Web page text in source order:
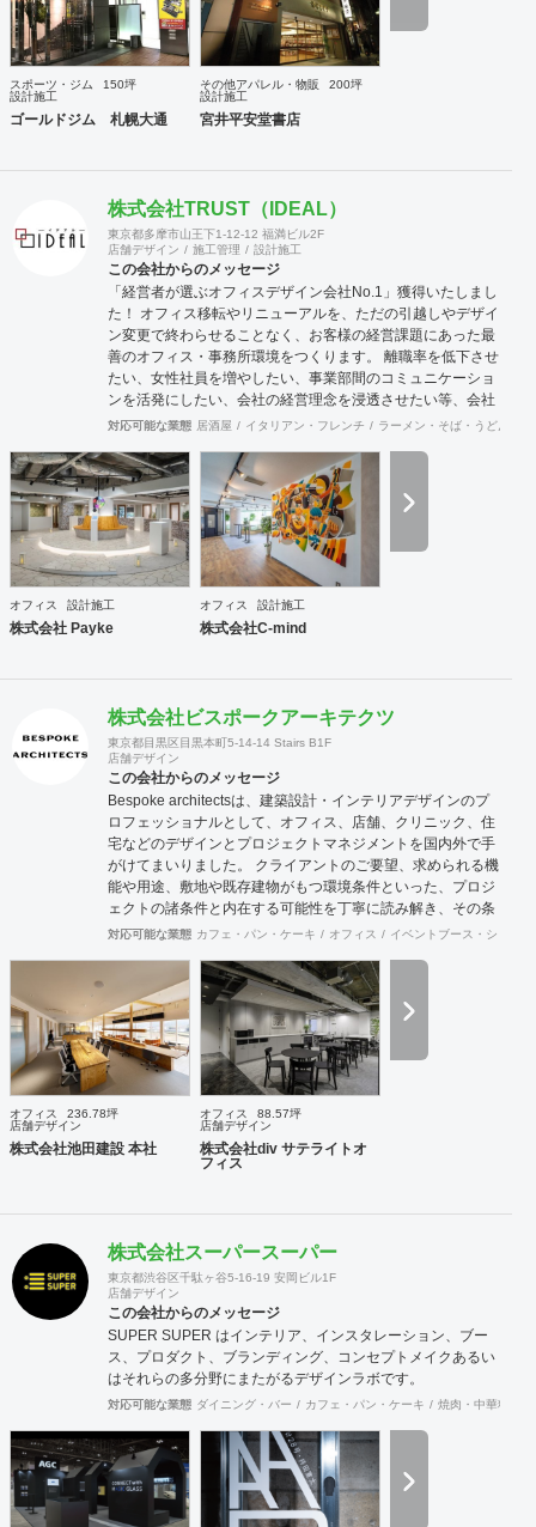
スポーツ・ジム
150坪
設計施工
ゴールドジム 札幌大通
その他アパレル・物販
200坪
設計施工
宮井平安堂書店
株式会社TRUST（IDEAL）
東京都多摩市山王下1-12-12 福満ビル2F
店舗デザイン
施工管理 設計施工
この会社からのメッセージ
「経営者が選ぶオフィスデザイン会社No.1」獲得いたしまし
た！ オフィス移転やリニューアルを、ただの引越しやデザイ
ン変更で終わらせることなく、お客様の経営課題にあった最
善のオフィス・事務所環境をつくります。 離職率を低下させ
たい、女性社員を増やしたい、事業部間のコミュニケーショ
ンを活発にしたい、会社の経営理念を浸透させたい等、会社
の規模やフェーズによって様々な課題をかかえています。ど
今後どのような事業戦略を描き、どのような組織になってい
きたいのか。それらを共有することがオフィスデザインのス
タートとなります。 また、オフィスはスタッフにとって一日
の大半を過ごす場所です。機能的かつ快適な空間を作ること
は精神的な安心やモチベーション・作業効率の向上に繋がっ
ていくでしょう。このように、経営面の課題と現場の声をし
っかりとヒアリングした上で、最善なオフィスづくりをご提
案させていただきます。
対応可能な業態 居酒屋 イタリアン・フレンチ ラーメン・そば・うどん
オフィス 設計施工
株式会社 Payke
オフィス 設計施工
株式会社C-mind
株式会社ビスポークアーキテクツ
東京都目黒区目黒本町5-14-14 Stairs B1F
店舗デザイン
この会社からのメッセージ
Bespoke architectsは、建築設計・インテリアデザインのプ
ロフェッショナルとして、オフィス、店舗、クリニック、住
宅などのデザインとプロジェクトマネジメントを国内外で手
がけてまいりました。 クライアントのご要望、求められる機
能や用途、敷地や既存建物がもつ環境条件といった、プロジ
ェクトの諸条件と内在する可能性を丁寧に読み解き、その条
件でこそ可能な空間環境の豊かさを提案し、カタチにしま
計・ランドスケープデザイン等の専門家と協働し、大規模建
築物や高度な設計にも対応致します。 ご要望に合わせて、設
計・デザインに加えて、予算管理・工程管理・別途工事の一
括管理等を含めたプロジェクトマネジメントを担い、ワンス
トップでのプロジェクト推進を行います。発注管理における
クライアントのご負担を軽減するとともに、第三者的な立場
からプロセスを適切に管理することで、クライアントの利益
に適うコスト管理と、工事品質の向上を実現致します。 ま
た、新規サービス立上げやリブランディングに際しては、空
間デザイン的な見地から事業企画やCI計画・デザインマニュ
----------------------------------------------------------------------------------
---------------------------------- 商号： 株式会社ビスポー
クアーキテクツ / Bespoke architects Inc. 登録： 一
級建築士事務所 東京都知事登録 第64040号
建築士賠償責任補償制度（公益社団法人 日本
建築士連合会） 代表取締役： 丸島 潤 （一級建築士 / 管
理建築士） 所在地： 〒152-0002 東京都目黒区目黒
本町 5-14-14-B1F TEL： 03-6452-4248
（法人設立：2020年9月） Webサイト: https://bspk.jp
対応可能な業態 カフェ・パン・ケーキ オフィス イベントブース・ショール
オフィス
236.78坪
店舗デザイン
株式会社池田建設 本社
オフィス
88.57坪
店舗デザイン
株式会社div サテライトオ
フィス
株式会社スーパースーパー
東京都渋谷区千駄ヶ谷5-16-19 安岡ビル1F
店舗デザイン
この会社からのメッセージ
SUPER SUPER はインテリア、インスタレーション、ブー
ス、プロダクト、ブランディング、コンセプトメイクあるい
はそれらの多分野にまたがるデザインラボです。
対応可能な業態 ダイニング・バー カフェ・パン・ケーキ 焼肉・中華料理